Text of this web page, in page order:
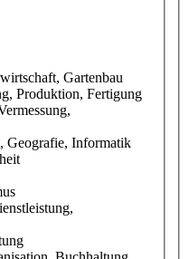
Gartenbau
Produktion, Fertigung
Geografie, Informatik